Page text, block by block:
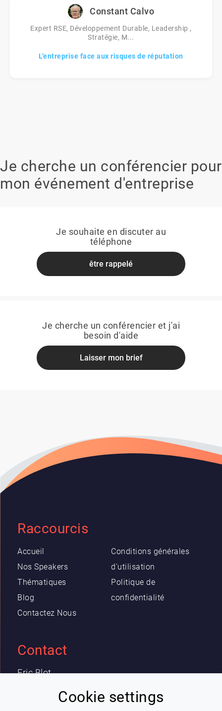
Cookie settings
Constant Calvo
Expert RSE, Développement Durable, Leadership ,
Stratégie, M...
L’entreprise face aux risques de réputation
Je cherche un conférencier pour
mon événement d'entreprise
Je souhaite en discuter au
téléphone
être rappelé
Je cherche un conférencier et j'ai
besoin d'aide
Laisser mon brief
Raccourcis
Accueil
Nos Speakers
Thématiques
Blog
Contactez Nous
Conditions générales
d'utilisation
Politique de
confidentialité
Contact
Eric Blot